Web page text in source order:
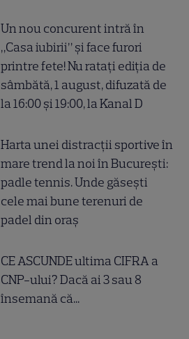
Un nou concurent intră în
„Casa iubirii” și face furori
printre fete! Nu ratați ediția de
sâmbătă, 1 august, difuzată de
la 16:00 și 19:00, la Kanal D
Harta unei distracții sportive în
mare trend la noi în București:
padle tennis. Unde găsești
cele mai bune terenuri de
padel din oraș
CE ASCUNDE ultima CIFRA a
CNP-ului? Dacă ai 3 sau 8
însemană că...